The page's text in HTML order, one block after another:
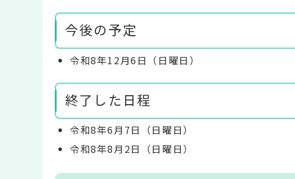
今後の予定
令和8年12月6日（日曜日）
終了した日程
令和8年6月7日（日曜日）
令和8年8月2日（日曜日）